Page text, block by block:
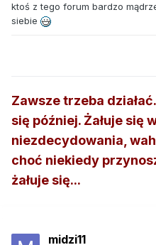
ktoś z tego forum bardzo
siebie
Zawsze trzeba
się później. Żałuje się
niezdecydowania,
choć niekiedy
żałuje się...
midzi11